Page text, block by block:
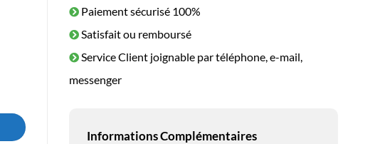
Compatible
Paiement sécurisé 100%
Satisfait ou remboursé
Service Client joignable par téléphone, e-mail,
messenger
Informations Complémentaires